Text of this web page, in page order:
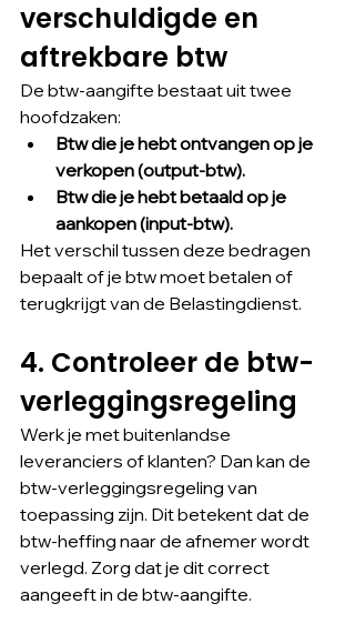
verschuldigde en
aftrekbare btw
De btw-aangifte bestaat uit twee
hoofdzaken:
Btw die je hebt ontvangen op je
verkopen (output-btw).
Btw die je hebt betaald op je
aankopen (input-btw).
Het verschil tussen deze bedragen
bepaalt of je btw moet betalen of
terugkrijgt van de Belastingdienst.
4. Controleer de btw-
verleggingsregeling
Werk je met buitenlandse
leveranciers of klanten? Dan kan de
btw-verleggingsregeling van
toepassing zijn. Dit betekent dat de
btw-heffing naar de afnemer wordt
verlegd. Zorg dat je dit correct
aangeeft in de btw-aangifte.